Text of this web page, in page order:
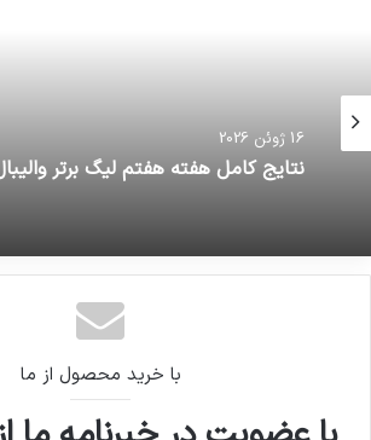
16 ژوئن 2026
نتایج کامل هفته هفتم لیگ برتر
با خرید محصول از ما